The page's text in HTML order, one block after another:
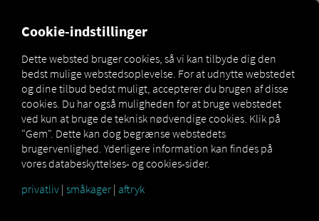
Marketplace Connectors S3PWeb Connect
S3PWEB CONNECT
Cookie-indstillinger
Dette websted bruger cookies, så vi kan tilbyde dig den
bedst mulige webstedsoplevelse. For at udnytte webstedet
og dine tilbud bedst muligt, accepterer du brugen af ​​disse
cookies. Du har også muligheden for at bruge webstedet
ved kun at bruge de teknisk nødvendige cookies. Klik på
"Gem". Dette kan dog begrænse webstedets
brugervenlighed. Yderligere information kan findes på
vores databeskyttelses- og cookies-sider.
privatliv | småkager | aftryk